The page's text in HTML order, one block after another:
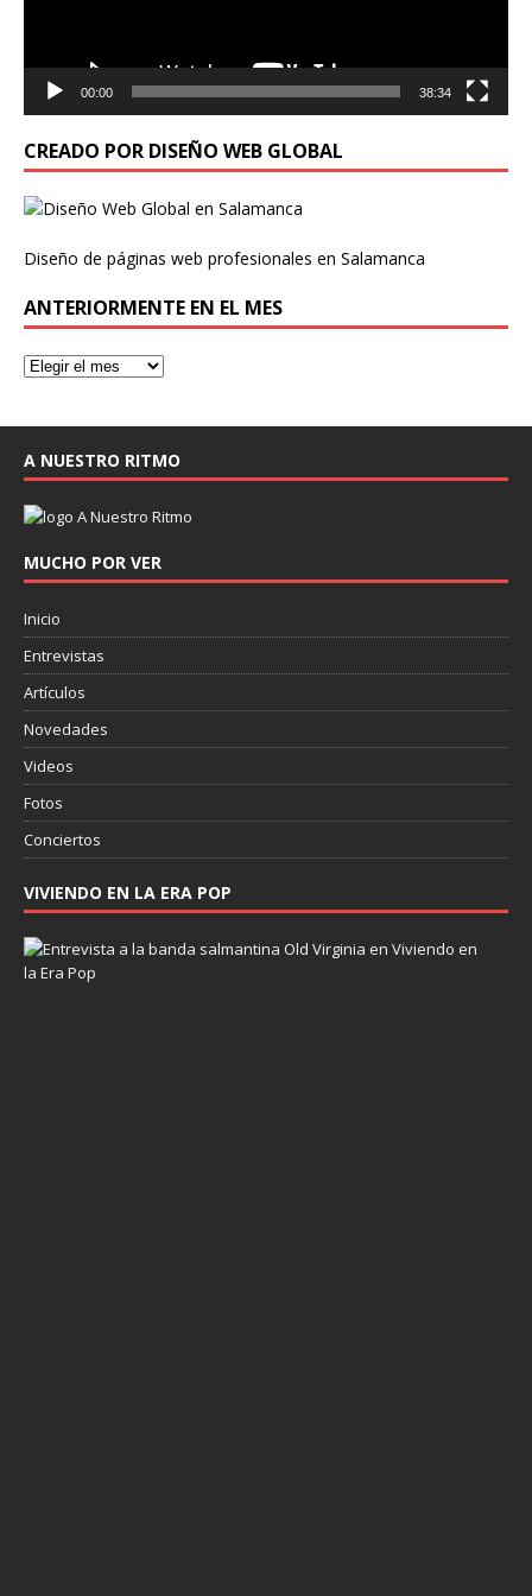
00:00 38:34
CREADO POR DISEÑO WEB GLOBAL
Diseño de páginas web profesionales en Salamanca
ANTERIORMENTE EN EL MES
A NUESTRO RITMO
MUCHO POR VER
Inicio
Entrevistas
Artículos
Novedades
Videos
Fotos
Conciertos
VIVIENDO EN LA ERA POP